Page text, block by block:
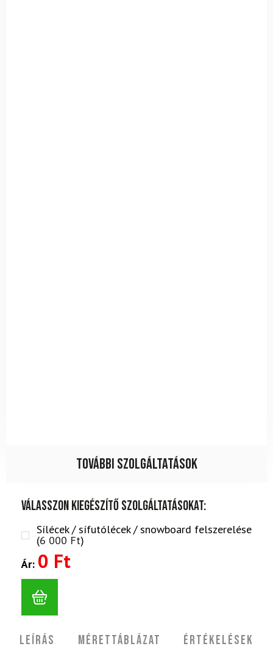
További szolgáltatások
Válasszon kiegészítő szolgáltatásokat:
Sílécek / sífutólécek / snowboard felszerelése
(6 000 Ft)
Ár: 0 Ft
Leírás Mérettáblázat
Értékelések